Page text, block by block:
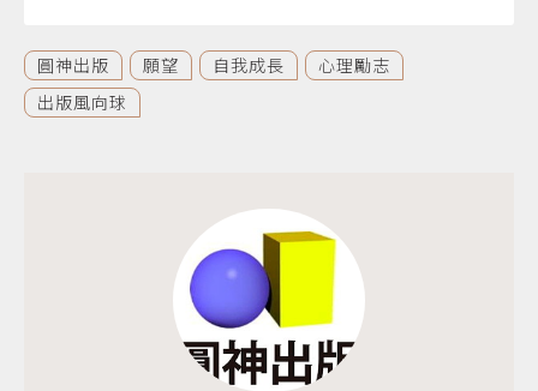
圓神出版 願望 自我成長
心理勵志
出版風向球